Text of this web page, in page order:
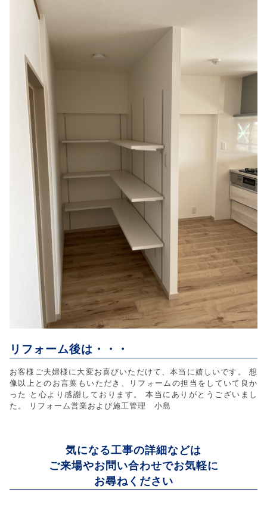
リフォーム後は・・・
お客様ご夫婦様に大変お喜びいただけて、本当に嬉しいです。 想
像以上とのお言葉もいただき、リフォームの担当をしていて良か
った と心より感謝しております。 本当にありがとうございまし
た。 リフォーム営業および施工管理 小島
気になる工事の詳細などは
ご来場やお問い合わせでお気軽に
お尋ねください